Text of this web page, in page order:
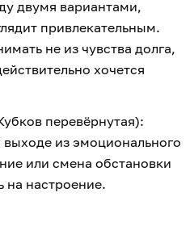
двумя вариантами,
привлекательным.
не из чувства долга,
хочется
перевёрнутая):
из эмоционального
или смена обстановки
на настроение.